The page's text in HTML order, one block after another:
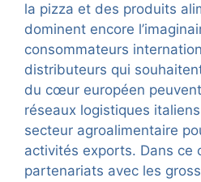
la pizza et des produits
dominent encore
consommateurs
distributeurs qui
du cœur européen
réseaux logistiques
secteur agroalimentaire
activités exports. Dans ce
partenariats avec les